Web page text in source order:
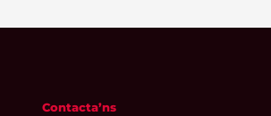
Contacta’ns